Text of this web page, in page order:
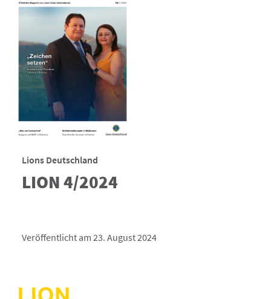
Lions Deutschland
LION 4/2024
Veröffentlicht am 23. August 2024